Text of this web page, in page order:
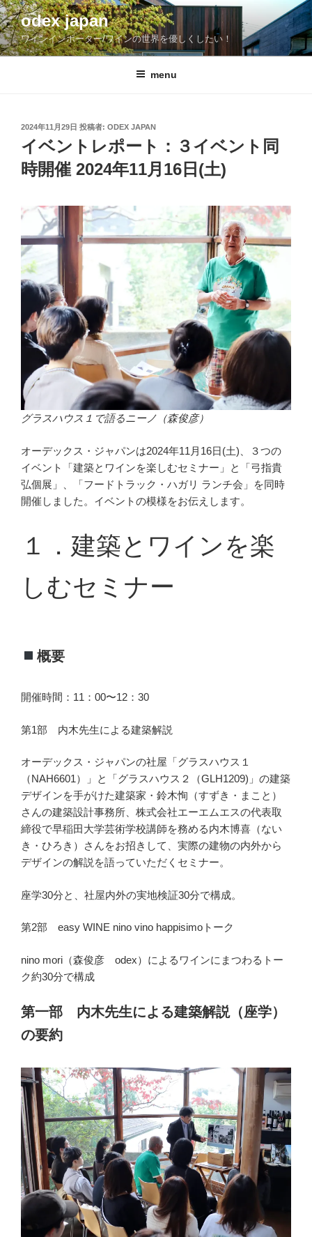
コ
ン
テ
ン
odex japan
ワインインポーター/ワインの世界を優しくしたい！
menu
投
日:
2024年11月29日 投稿者: ODEX JAPAN
イベントレポート：３イベント同
時開催 2024年11月16日(土)
グラスハウス１で語るニーノ（森俊彦）
オーデックス・ジャパンは2024年11月16日(土)、３つの
イベント「建築とワインを楽しむセミナー」と「弓指貴
弘個展」、「フードトラック・ハガリ ランチ会」を同時
開催しました。イベントの模様をお伝えします。
１．建築とワインを楽
しむセミナー
概要
開催時間：11：00〜12：30
第1部 内木先生による建築解説
オーデックス・ジャパンの社屋「グラスハウス１
（NAH6601）」と「グラスハウス２（GLH1209)」の建築
デザインを手がけた建築家・鈴木恂（すずき・まこと）
さんの建築設計事務所、株式会社エーエムエスの代表取
締役で早稲田大学芸術学校講師を務める内木博喜（ない
き・ひろき）さんをお招きして、実際の建物の内外から
デザインの解説を語っていただくセミナー。
座学30分と、社屋内外の実地検証30分で構成。
第2部 easy WINE nino vino happisimoトーク
nino mori（森俊彦 odex）によるワインにまつわるトー
ク約30分で構成
第一部 内木先生による建築解説（座学）
の要約